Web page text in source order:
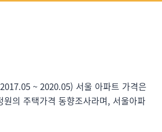
~ 2020.05) 서울 아파트 가격은
의 주택가격 동향조사라며, 서울아파